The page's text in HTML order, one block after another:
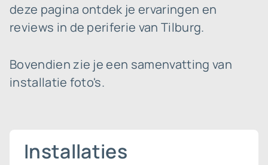
deze pagina ontdek je ervaringen en
reviews in de periferie van Tilburg.
Bovendien zie je een samenvatting van
installatie foto's.
Installaties